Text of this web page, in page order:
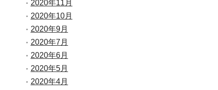
2020年11月
2020年10月
2020年9月
2020年7月
2020年6月
2020年5月
2020年4月